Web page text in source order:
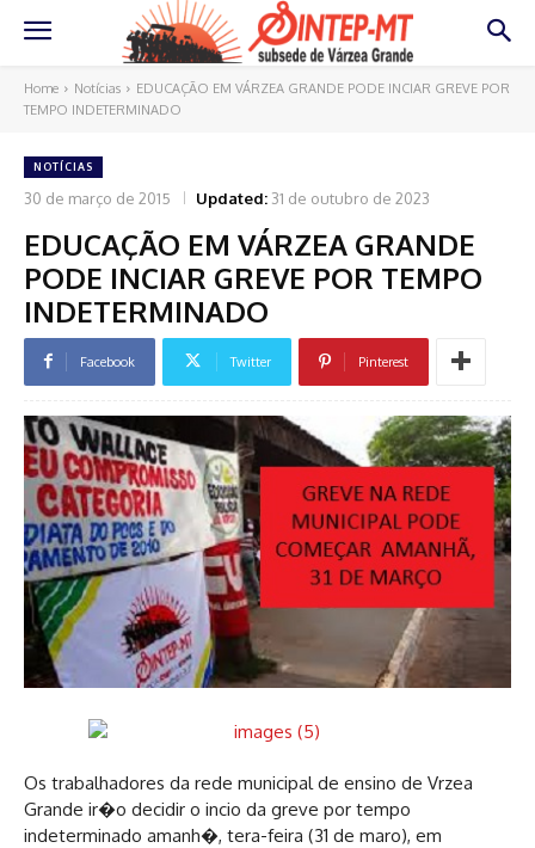
Home Notícias
EDUCAÇÃO EM VÁRZEA GRANDE PODE INCIAR GREVE POR
TEMPO INDETERMINADO
NOTÍCIAS
30 de março de 2015 Updated: 31 de outubro de 2023
EDUCAÇÃO EM VÁRZEA GRANDE
PODE INCIAR GREVE POR TEMPO
INDETERMINADO
Facebook Twitter Pinterest
Os trabalhadores da rede municipal de ensino de Vrzea
Grande ir�o decidir o incio da greve por tempo
indeterminado amanh�, tera-feira (31 de maro), em